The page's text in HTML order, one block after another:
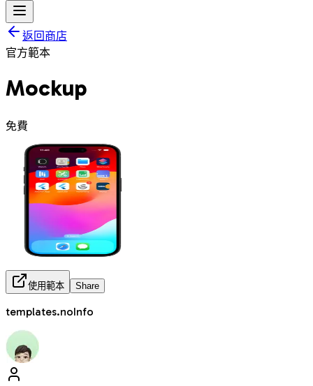
返回商店
官方範本
Mockup
免費
使用範本 Share
templates.noInfo